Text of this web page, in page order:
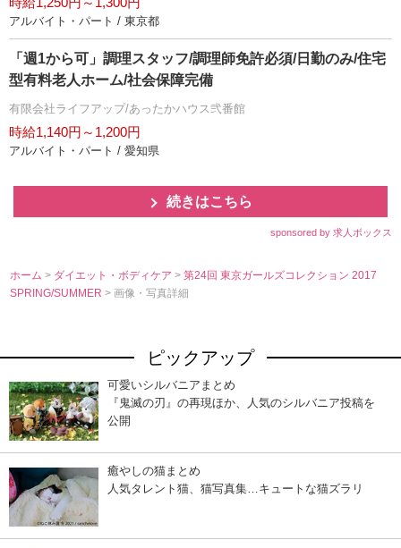
アルバイト・パート / 東京都
「週1から可」調理スタッフ/調理師免許必須/日勤のみ/住宅
型有料老人ホーム/社会保障完備
有限会社ライフアップ/あったかハウス弐番館
時給1,140円～1,200円
アルバイト・パート / 愛知県
続きはこちら
sponsored by 求人ボックス
ホーム > ダイエット・ボディケア>第24回 東京ガールズコレクション 2017
SPRING/SUMMER> 画像・写真詳細
ピックアップ
可愛いシルバニアまとめ
『鬼滅の刃』の再現ほか、人気のシルバニア投稿を
公開
癒やしの猫まとめ
人気タレント猫、猫写真集…キュートな猫ズラリ